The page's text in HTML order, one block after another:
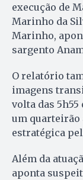
execução de
Marinho da
Marinho,
sargento
O relatório
imagens
volta das
um quarteirão
estratégica
Além da
aponta